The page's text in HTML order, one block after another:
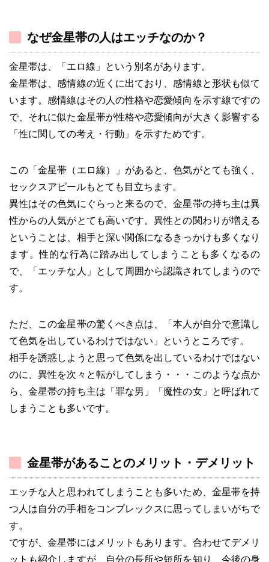
なぜ金星帯の人はエッチなのか？
金星帯は、「エロ線」という別名があります。
金星帯は、感情線の近くに出ており、感情線と形状も似て
います。感情線はその人の性格や恋愛傾向を示す線ですの
で、それに似た金星帯が性格や恋愛傾向が大きく影響する
「性に関しての考え・行動」を示すためです。
この「金星帯（エロ線）」があると、色気がとても強く、
セックスアピールもとても目立ちます。
異性はその色気にぐらっと来るので、金星帯の持ち主は異
性からの人気がとても高いです。異性との関わりが増える
ということは、相手と深い関係になるきっかけも多くなり
ます。性的な行為に踏み出してしまうことも多くなるの
で、「エッチな人」として周囲から認識されてしまうので
す。
ただ、この金星帯の驚くべき点は、「本人が自分で意識し
て色気を出しているわけではない」というところです。
相手を誘惑しようと思って色気を出しているわけではない
のに、異性を次々と転がしてしまう・・・このような点か
ら、金星帯の持ち主は「罪な男」「魔性の女」と呼ばれて
しまうことも多いです。
金星帯があることのメリット・デメリット
エッチな人と思われてしまうことも多いため、金星帯を持
つ人は自分の手相をコンプレックスに思ってしまいがちで
す。
ですが、金星帯にはメリットもあります。合わせてデメリ
ットも紹介しますが、自分の長所や短所を知り、今後の身